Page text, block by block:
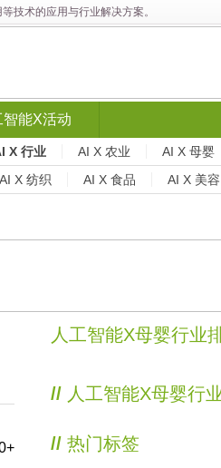
技术的应用与行业解决方案。
智能X活动
X 行业 AI X 农业 AI X 母婴
AI X 纺织 AI X 食品 AI X 美容
人工智能X母婴行业
// 人工智能X母婴行
// 热门标签